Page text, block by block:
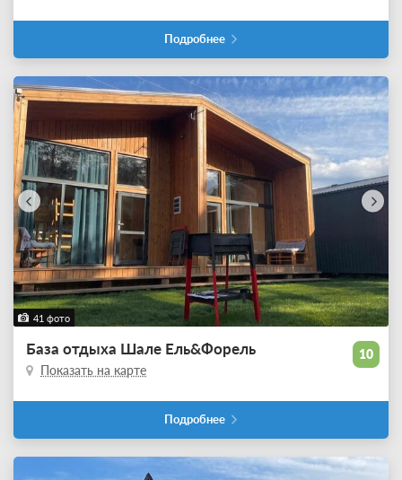
Подробнее
41 фото
10
База отдыха Шале Ель&Форель
Показать на карте
Подробнее